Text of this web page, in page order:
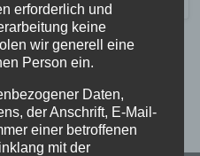
erforderlich und
keine
wir generell eine
Person ein.
Daten,
der Anschrift, E-Mail-
einer betroffenen
mit der